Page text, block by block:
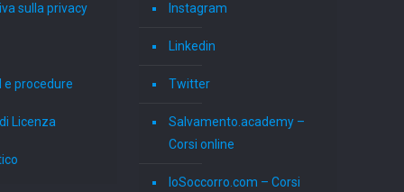
sulla privacy
e procedure
Licenza
Instagram
Linkedin
Twitter
Salvamento.academy –
Corsi online
IoSoccorro.com – Corsi